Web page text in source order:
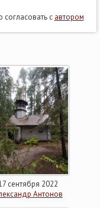
с автором
сентября 2022
Антонов